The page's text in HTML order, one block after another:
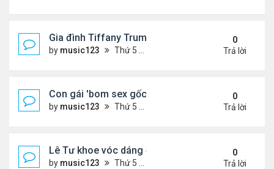
Gia đình Tiffany Trump đi nghỉ ở Spain
by music123 Thứ 5 Tháng 7 30, 2026 6:33 pm
0
Trả lời
Con gái 'bom sex gốc Việt' đón tuổi 18
by music123 Thứ 5 Tháng 7 30, 2026 6:30 pm
0
Trả lời
Lê Tư khoe vóc dáng ở châu Âu
by music123 Thứ 5 Tháng 7 30, 2026 6:23 pm
0
Trả lời